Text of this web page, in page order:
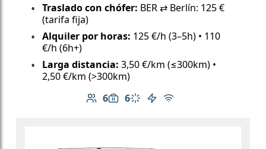
Traslado con chófer: BER ⇄ Berlín: 125 €
(tarifa fija)
Alquiler por horas: 125 €/h (3–5h) • 110
€/h (6h+)
Larga distancia: 3,50 €/km (≤300km) •
2,50 €/km (>300km)
6
Número de pasajeros: 6
6
Capacidad de equipaje: 6
Aire acondicionado
Vehículo eléctrico
Wi-Fi gratuito